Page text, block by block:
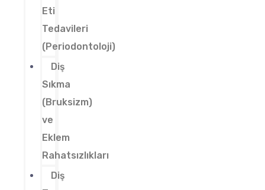
Eti
Tedavileri
(Periodontoloji)
Diş
Sıkma
(Bruksizm)
ve
Eklem
Rahatsızlıkları
Diş